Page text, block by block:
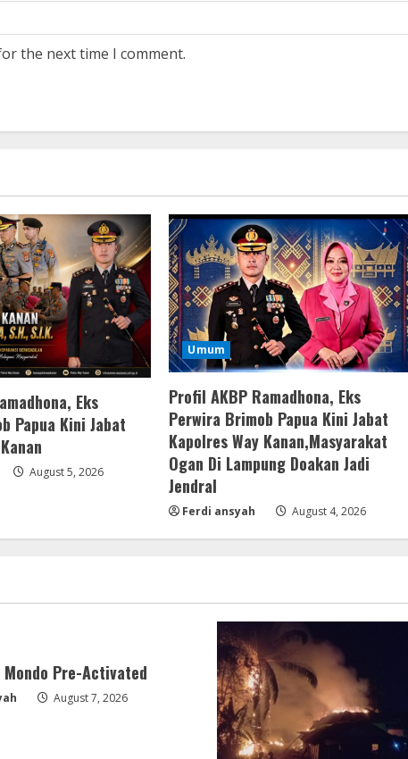
the next time I comment.
Eks
Papua Kini Jabat
August 5, 2026
Umum
Profil AKBP Ramadhona, Eks
Perwira Brimob Papua Kini Jabat
Kapolres Way Kanan,Masyarakat
Ogan Di Lampung Doakan Jadi
Jendral
Ferdi ansyah August 4, 2026
Pre-Activated
August 7, 2026